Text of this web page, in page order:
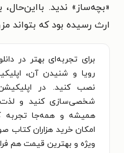
«بچه‌ساز» ندید.
ارث رسیده بود که بتواند
برای تجربه‌ای بهتر در
رویا و شنیدن آن،
نصب کنید. در
شخصی‌سازی کنید و لذت
همیشه و همه‌جا تجربه
امکان خرید هزاران کتاب
ویژه و بهترین قیمت هم